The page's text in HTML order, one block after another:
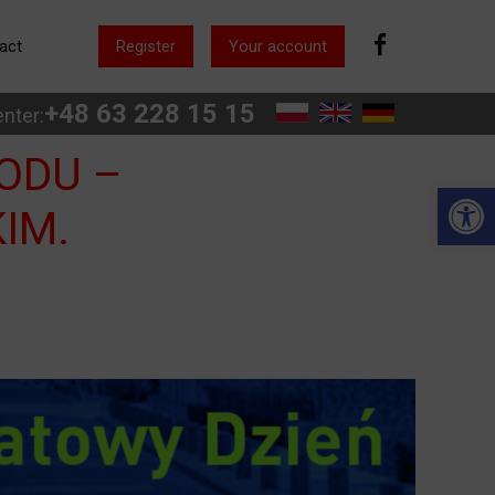
Register Your account
+48 63 228 15 15
–